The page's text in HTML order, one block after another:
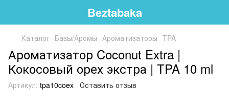
Beztabaka
Каталог Базы/Аромы Ароматизаторы TPA
Ароматизатор Coconut Extra |
Кокосовый орех экстра | TPA 10 ml
Артикул: tpa10coex Оставить отзыв